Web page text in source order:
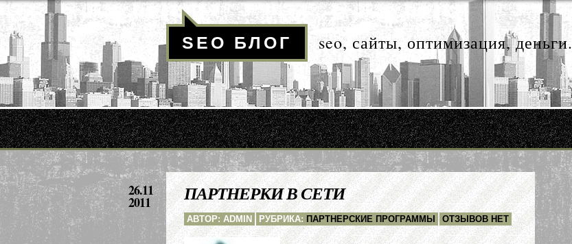
SEO БЛОГ seo, сайты, оптимизация, деньги.
26.11
2011 ПАРТНЕРКИ В СЕТИ
АВТОР: ADMIN РУБРИКА: ПАРТНЕРСКИЕ ПРОГРАММЫ ОТЗЫВОВ НЕТ